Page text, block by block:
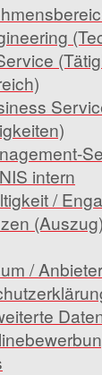
intern
/
(Auszug)
/